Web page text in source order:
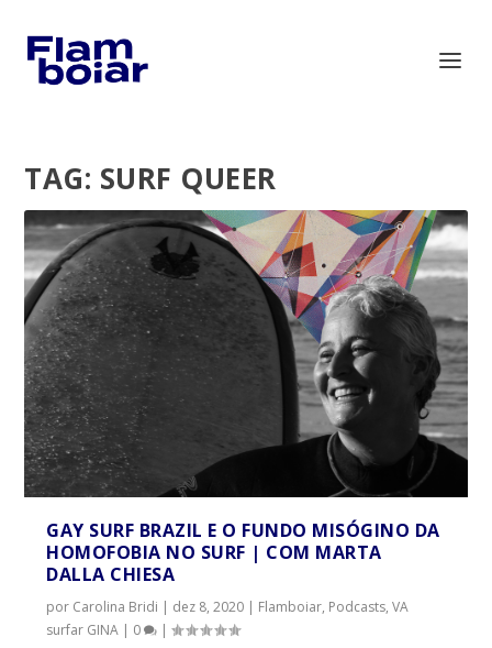
TAG: SURF QUEER
GAY SURF BRAZIL E O FUNDO MISÓGINO DA
HOMOFOBIA NO SURF | COM MARTA
DALLA CHIESA
por Carolina Bridi | dez 8, 2020 | Flamboiar, Podcasts,VA
surfar GINA | 0 |